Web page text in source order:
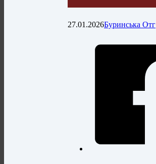
27.01.2026Буринська Отг